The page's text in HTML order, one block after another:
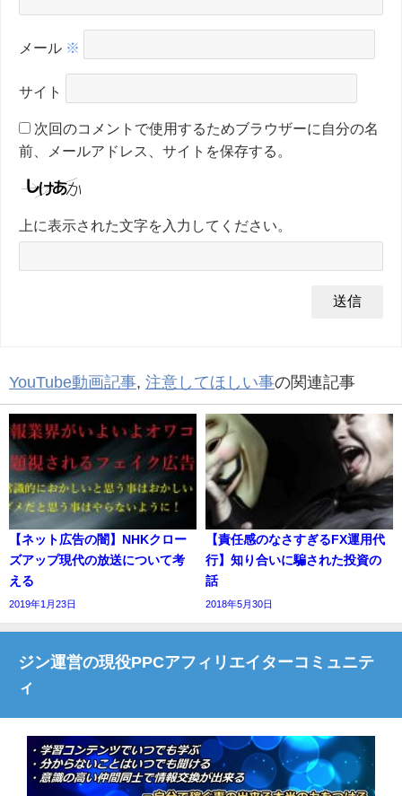
メール ※
サイト
次回のコメントで使用するためブラウザーに自分の名
前、メールアドレス、サイトを保存する。
上に表示された文字を入力してください。
YouTube動画記事, 注意してほしい事の関連記事
【ネット広告の闇】NHKクロー
ズアップ現代の放送について考
える
2019年1月23日
【責任感のなさすぎるFX運用代
行】知り合いに騙された投資の
話
2018年5月30日
ジン運営の現役PPCアフィリエイターコミュニテ
ィ